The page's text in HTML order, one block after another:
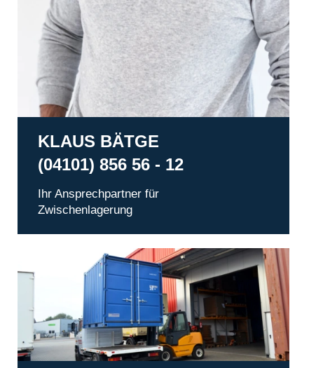
KLAUS BÄTGE
(04101) 856 56 - 12
Ihr Ansprechpartner für
Zwischenlagerung